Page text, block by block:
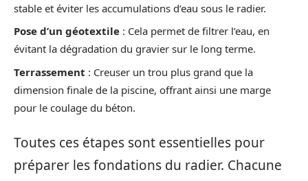
stable et éviter les accumulations d’eau sous le radier.
Pose d’un géotextile : Cela permet de filtrer l’eau, en
évitant la dégradation du gravier sur le long terme.
Terrassement : Creuser un trou plus grand que la
dimension finale de la piscine, offrant ainsi une marge
pour le coulage du béton.
Toutes ces étapes sont essentielles pour
préparer les fondations du radier. Chacune